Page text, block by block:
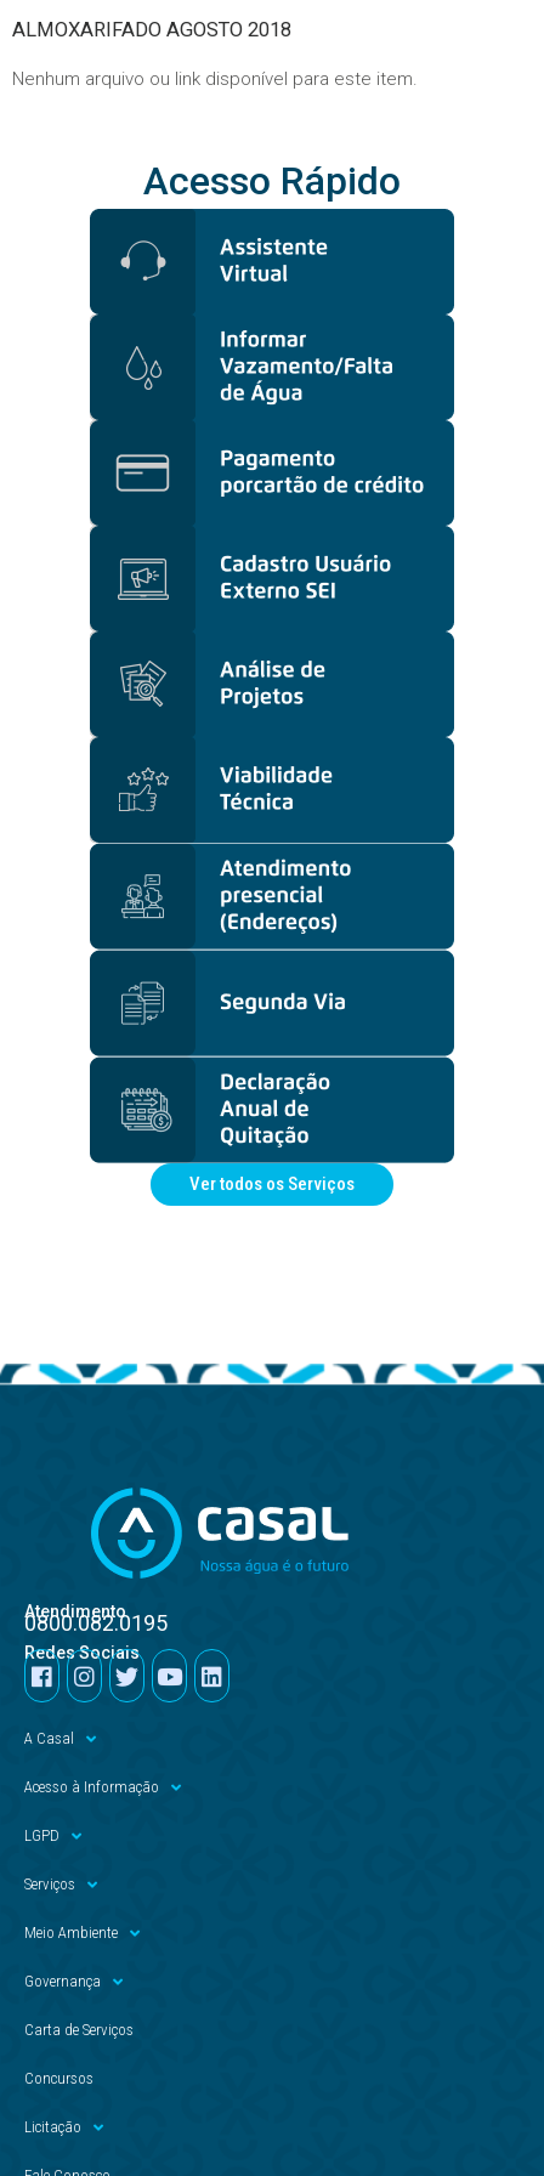
ALMOXARIFADO AGOSTO 2018
Nenhum arquivo ou link disponível para este item.
Acesso Rápido
Ver todos os Serviços
Atendimento
0800.082.0195
Redes Sociais
A Casal
Acesso à Informação
LGPD
Serviços
Meio Ambiente
Governança
Carta de Serviços
Concursos
Licitação